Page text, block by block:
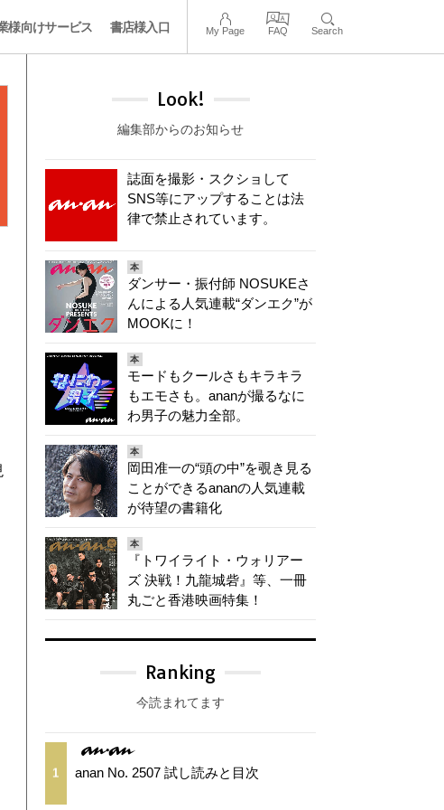
様向けサービス 書店様入口 My Page FAQ Search
Look!
編集部からのお知らせ
誌面を撮影・スクショして
SNS等にアップすることは法
律で禁止されています。
本
ダンサー・振付師 NOSUKEさ
んによる人気連載“ダンエク”が
MOOKに！
本
モードもクールさもキラキラ
もエモさも。ananが撮るなに
わ男子の魅力全部。
本
岡田准一の“頭の中”を覗き見る
ことができるananの人気連載
が待望の書籍化
本
『トワイライト・ウォリアー
ズ 決戦！九龍城砦』等、一冊
丸ごと香港映画特集！
Ranking
今読まれてます
1 anan No. 2507 試し読みと目次